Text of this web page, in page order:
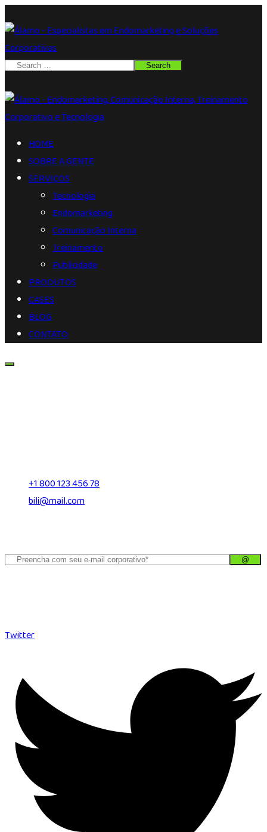
HOME
SOBRE A GENTE
SERVIÇOS
Tecnologia
Endomarketing
Comunicação Interna
Treinamento
Publicidade
PRODUTOS
CASES
BLOG
CONTATO
+1 800 123 456 78
bili@mail.com
Twitter